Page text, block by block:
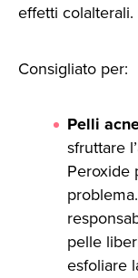
effetti colalterali.
Consigliato per:
Pelli
sfruttare
Peroxide
pelle
esfoliare